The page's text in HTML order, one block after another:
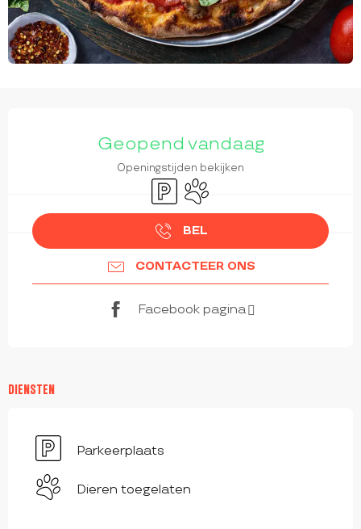
Geopend vandaag
Openingstijden bekijken
Parkeerplaats
Dieren toegelaten
BEL
CONTACTEER ONS
Facebook pagina
DIENSTEN
Parkeerplaats
Dieren toegelaten